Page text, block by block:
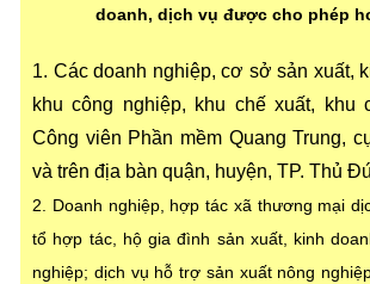
doanh, dịch vụ được cho phép
1. Các doanh nghiệp, cơ sở sản xuất,
khu công nghiệp, khu chế xuất, khu
Công viên Phần mềm Quang Trung,
và trên địa bàn quận, huyện, TP. Thủ
2. Doanh nghiệp, hợp tác xã thương mại
tổ hợp tác, hộ gia đình sản xuất, kinh
nghiệp; dịch vụ hỗ trợ sản xuất nông